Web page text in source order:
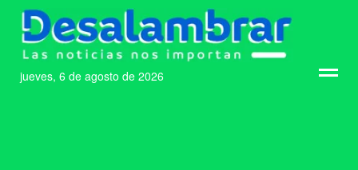
jueves, 6 de agosto de 2026